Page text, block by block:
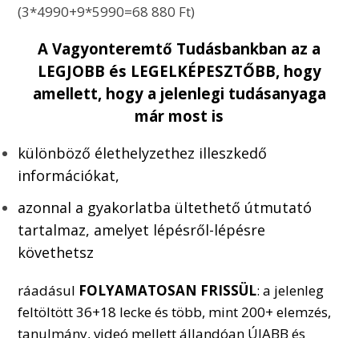
(3*4990+9*5990=68 880 Ft)
A Vagyonteremtő Tudásbankban az a
LEGJOBB és LEGELKÉPESZTŐBB, hogy
amellett, hogy a jelenlegi tudásanyaga
már most is
különböző élethelyzethez illeszkedő
információkat,
azonnal a gyakorlatba ültethető útmutató
tartalmaz, amelyet lépésről-lépésre
követhetsz
ráadásul FOLYAMATOSAN FRISSÜL: a jelenleg
feltöltött 36+18 lecke és több, mint 200+ elemzés,
tanulmány, videó mellett állandóan ÚJABB és